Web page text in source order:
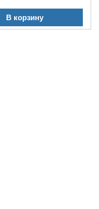
В корзину